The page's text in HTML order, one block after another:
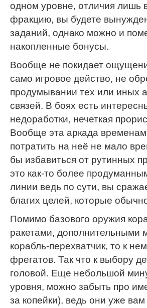
одном уровне, отличия лишь
фракцию, вы будете
заданий, однако можно и
накопленные бонусы.
Вообще не покидает
само игровое действо, не
продумывании тех или иных
связей. В боях есть
недоработки, нечеткая
Вообще эта аркада
потратить на неё не мало
бы избавиться от рутинных
это как-то более
линии ведь по сути, вы
благих целей, которые
Помимо базового оружия
ракетами, дополнительными
корабль-перехватчик, то к
фрегатов. Так что к выбору
головой. Еще небольшой
уровня, можно забыть про
за копейки), ведь они уже